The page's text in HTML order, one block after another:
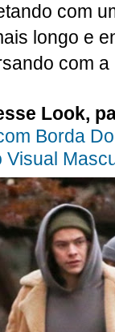
com
longo e
com
Look,
Borda
Visual